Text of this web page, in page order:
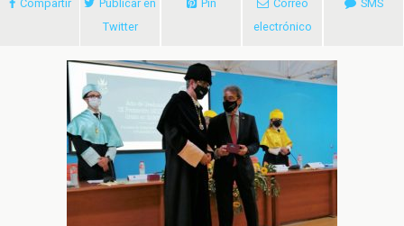
Compartir
Publicar en
Twitter
Pin
Correo
electrónico
SMS